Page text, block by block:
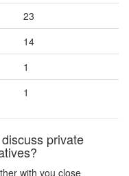
23
14
1
1
private
with you close